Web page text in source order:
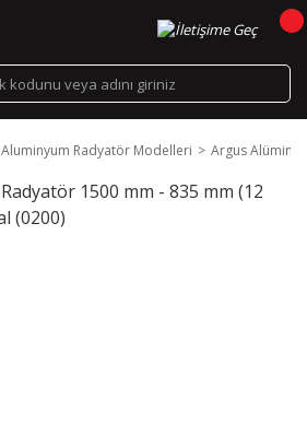
Aluminyum Radyatör Modelleri Argus